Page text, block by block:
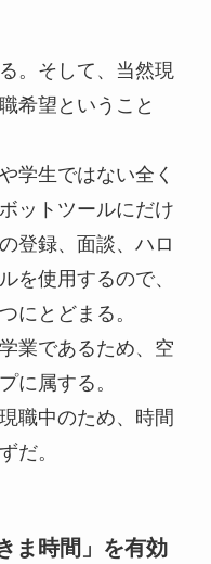
。そして、当然現
希望ということ
学生ではない全く
ットツールにだけ
登録、面談、ハロ
を使用するので、
にとどまる。
業であるため、空
に属する。
職中のため、時間
だ。
ま時間」を有効